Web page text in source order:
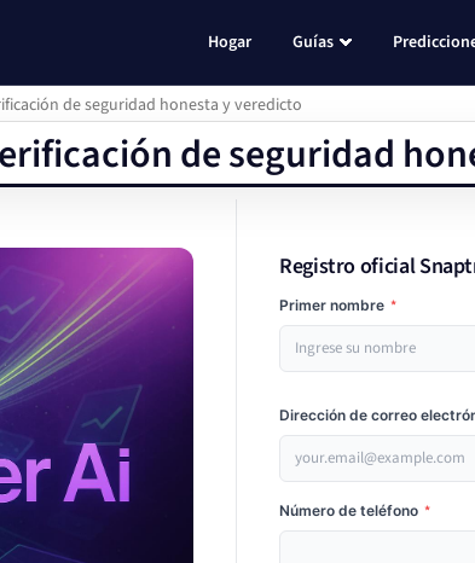
Hogar Guías
de seguridad honesta y veredicto
de seguridad
Registro oficial
Primer nombre *
Dirección de correo
Número de teléfono *